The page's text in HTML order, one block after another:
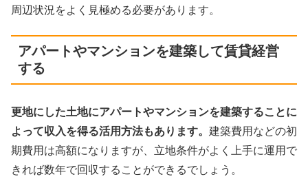
周辺状況をよく見極める必要があります。
アパートやマンションを建築して賃貸経営
する
更地にした土地にアパートやマンションを建築することに
よって収入を得る活用方法もあります。 建築費用などの初
期費用は高額になりますが、立地条件がよく上手に運用で
きれば数年で回収することができるでしょう。